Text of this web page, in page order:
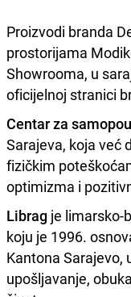
Proizvodi branda
prostorijama
Showrooma, u
oficijelnoj stranici
Centar za
Sarajeva, koja već
fizičkim
optimizma i
Librag je limarsko-
koju je 1996.
Kantona Sarajevo,
upošljavanje,